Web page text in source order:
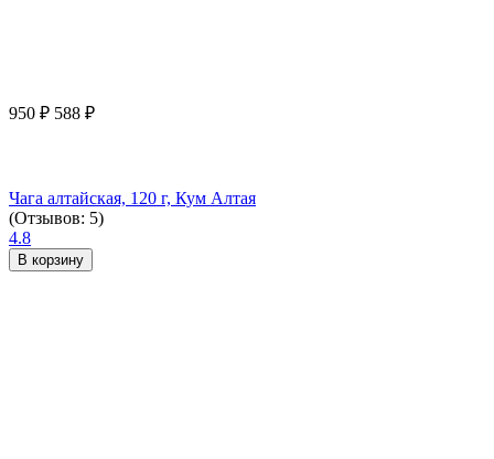
950 ₽ 588 ₽
Чага алтайская, 120 г, Кум Алтая
(Отзывов: 5)
4.8
В корзину